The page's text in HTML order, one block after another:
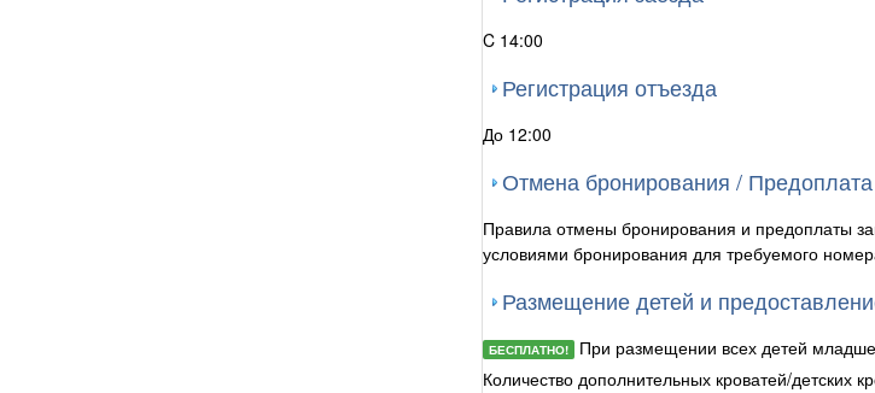
C 14:00
Регистрация отъезда
До 12:00
Отмена бронирования / Предоплата
Правила отмены бронирования и предоплаты
условиями бронирования для требуемого
Размещение детей и
БЕСПЛАТНО!
При размещении всех детей
Количество дополнительных кроватей/детских